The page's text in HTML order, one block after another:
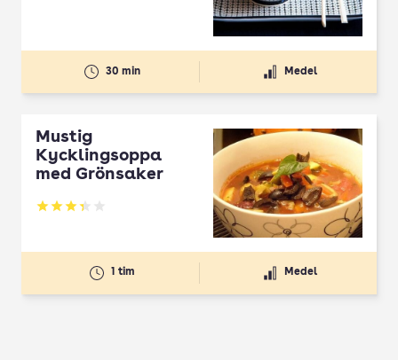
30 min Medel
Mustig
Kycklingsoppa
med Grönsaker
Betyg: 3.38 av 5
1 tim Medel